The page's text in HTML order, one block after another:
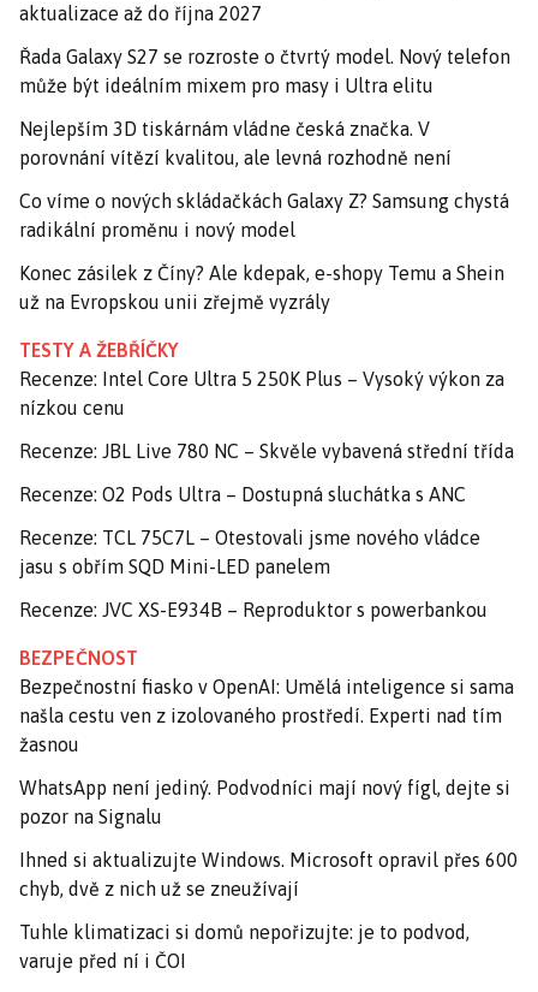
aktualizace až do října 2027
Řada Galaxy S27 se rozroste o čtvrtý model. Nový telefon
může být ideálním mixem pro masy i Ultra elitu
Nejlepším 3D tiskárnám vládne česká značka. V
porovnání vítězí kvalitou, ale levná rozhodně není
Co víme o nových skládačkách Galaxy Z? Samsung chystá
radikální proměnu i nový model
Konec zásilek z Číny? Ale kdepak, e-shopy Temu a Shein
už na Evropskou unii zřejmě vyzrály
TESTY A ŽEBŘÍČKY
Recenze: Intel Core Ultra 5 250K Plus – Vysoký výkon za
nízkou cenu
Recenze: JBL Live 780 NC – Skvěle vybavená střední třída
Recenze: O2 Pods Ultra – Dostupná sluchátka s ANC
Recenze: TCL 75C7L – Otestovali jsme nového vládce
jasu s obřím SQD Mini-LED panelem
Recenze: JVC XS-E934B – Reproduktor s powerbankou
BEZPEČNOST
Bezpečnostní fiasko v OpenAI: Umělá inteligence si sama
našla cestu ven z izolovaného prostředí. Experti nad tím
žasnou
WhatsApp není jediný. Podvodníci mají nový fígl, dejte si
pozor na Signalu
Ihned si aktualizujte Windows. Microsoft opravil přes 600
chyb, dvě z nich už se zneužívají
Tuhle klimatizaci si domů nepořizujte: je to podvod,
varuje před ní i ČOI